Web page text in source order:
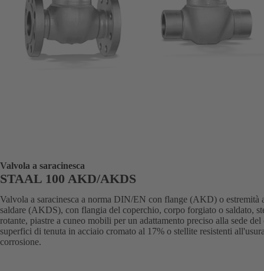
Valvola a saracinesca
STAAL 100 AKD/AKDS
Valvola a saracinesca a norma DIN/EN con flange (AKD) o estremità
saldare (AKDS), con flangia del coperchio, corpo forgiato o saldato,
rotante, piastre a cuneo mobili per un adattamento preciso alla sede del
superfici di tenuta in acciaio cromato al 17% o stellite resistenti
corrosione.